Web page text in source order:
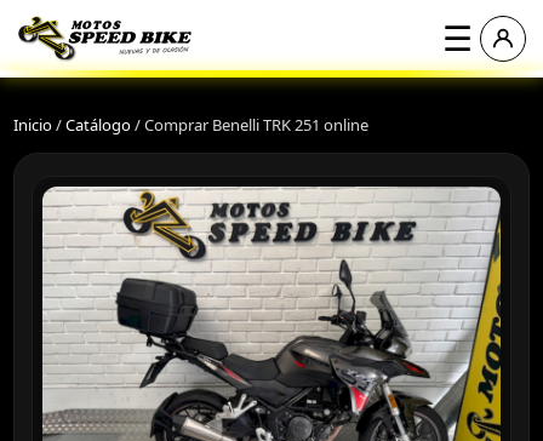
☰
Inicio/Catálogo/Comprar Benelli TRK 251 online